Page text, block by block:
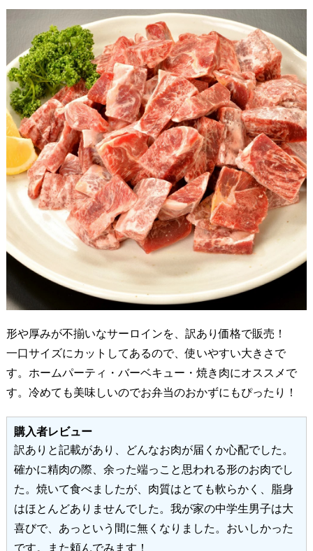
形や厚みが不揃いなサーロインを、訳あり価格で販売！
一口サイズにカットしてあるので、使いやすい大きさで
す。ホームパーティ・バーベキュー・焼き肉にオススメで
す。冷めても美味しいのでお弁当のおかずにもぴったり！
購入者レビュー
訳ありと記載があり、どんなお肉が届くか心配でした。
確かに精肉の際、余った端っこと思われる形のお肉でし
た。焼いて食べましたが、肉質はとても軟らかく、脂身
はほとんどありませんでした。我が家の中学生男子は大
喜びで、あっという間に無くなりました。おいしかった
です。また頼んでみます！